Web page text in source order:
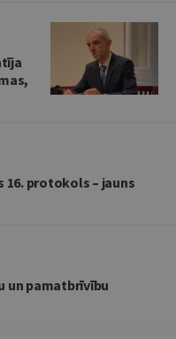
16. protokols – jauns
un pamatbrīvību